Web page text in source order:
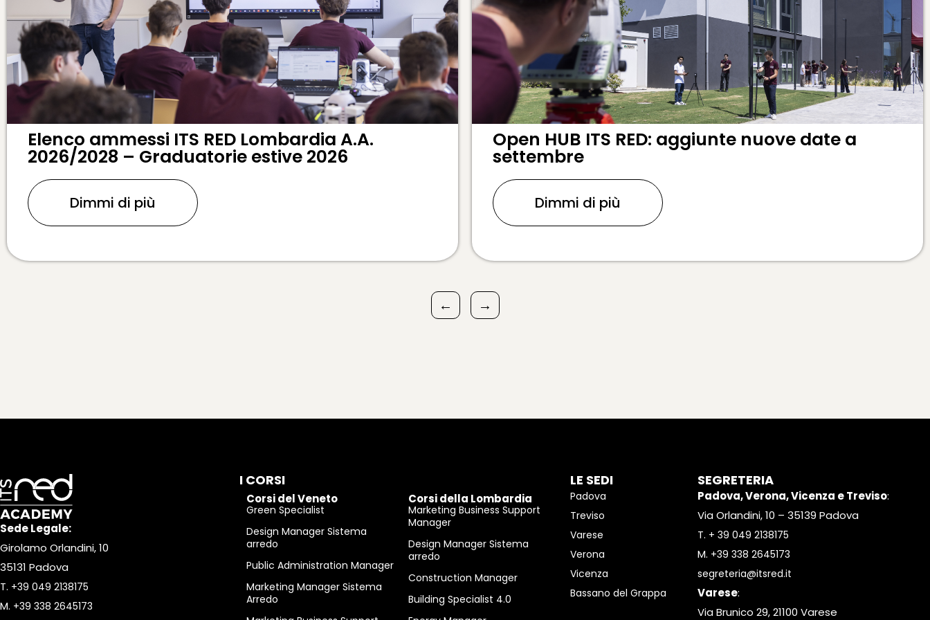
Elenco ammessi ITS RED Lombardia A.A.
2026/2028 – Graduatorie estive 2026
Dimmi di più
Open HUB ITS RED: aggiunte nuove date a
settembre
Dimmi di più
← →
Sede Legale:
Girolamo Orlandini, 10
35131 Padova
T. +39 049 2138175
M. +39 338 2645173
I CORSI
Corsi del Veneto
Green Specialist
Design Manager Sistema
arredo
Public Administration Manager
Marketing Manager Sistema
Arredo
Corsi della Lombardia
Marketing Business Support
Manager
Design Manager Sistema
arredo
Construction Manager
Building Specialist 4.0
LE SEDI
Padova
Treviso
Varese
Verona
Vicenza
Bassano del Grappa
SEGRETERIA
Padova, Verona, Vicenza e Treviso:
Via Orlandini, 10 – 35139 Padova
T. + 39 049 2138175
M. +39 338 2645173
segreteria@itsred.it
Varese:
Via Brunico 29, 21100 Varese